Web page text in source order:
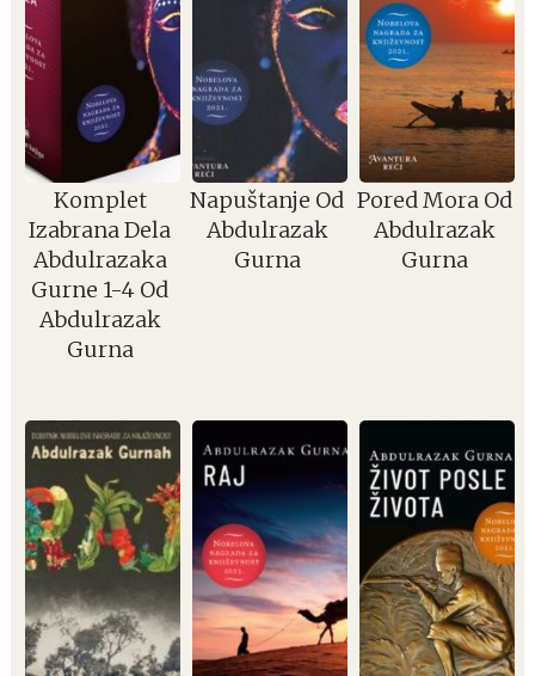
Komplet
Izabrana Dela
Abdulrazaka
Gurne 1-4 Od
Abdulrazak
Gurna
Napuštanje Od
Abdulrazak
Gurna
Pored Mora Od
Abdulrazak
Gurna